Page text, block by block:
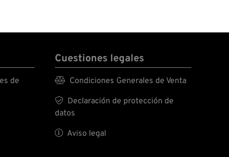
de
Cuestiones legales
 Condiciones Generales de Venta

Declaración de protección de
datos
 Aviso legal